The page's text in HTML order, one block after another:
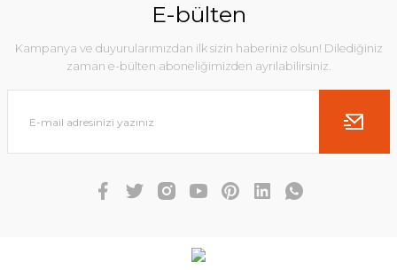
E-bülten
Kampanya ve duyurularımızdan ilk sizin haberiniz olsun! Dilediğiniz
zaman e-bülten aboneliğimizden ayrılabilirsiniz.